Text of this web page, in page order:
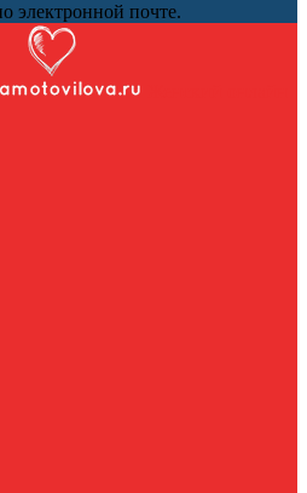
электронной почте.